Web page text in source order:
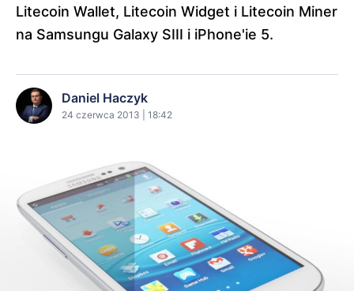
Litecoin Wallet, Litecoin Widget i Litecoin Miner
na Samsungu Galaxy SIII i iPhone'ie 5.
Daniel Haczyk
24 czerwca 2013 | 18:42